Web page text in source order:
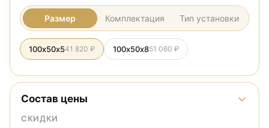
Размер Комплектация Тип установки
100х50х541 820 ₽ 100х50х851 060 ₽
Состав цены
СКИДКИ